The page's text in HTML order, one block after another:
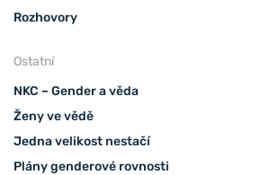
Rozhovory
Ostatní
NKC – Gender a věda
Ženy ve vědě
Jedna velikost nestačí
Plány genderové rovnosti